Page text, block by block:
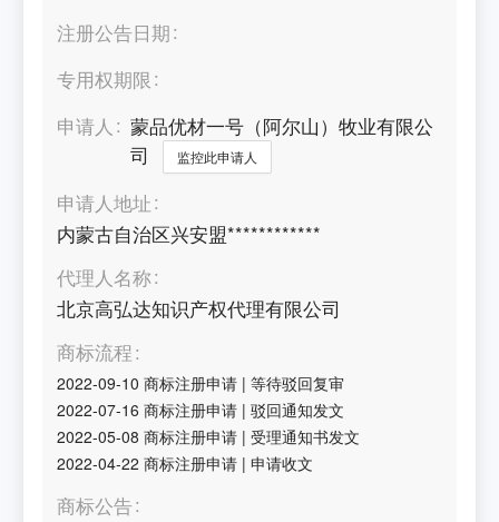
注册公告日期
专用权期限
申请人
蒙品优材一号（阿尔山）牧业有限公
司
监控此申请人
申请人地址
内蒙古自治区兴安盟************
代理人名称
北京高弘达知识产权代理有限公司
商标流程
2022-09-10 商标注册申请 |等待驳回复审
2022-07-16 商标注册申请 |驳回通知发文
2022-05-08 商标注册申请 |受理通知书发文
2022-04-22 商标注册申请 |申请收文
商标公告